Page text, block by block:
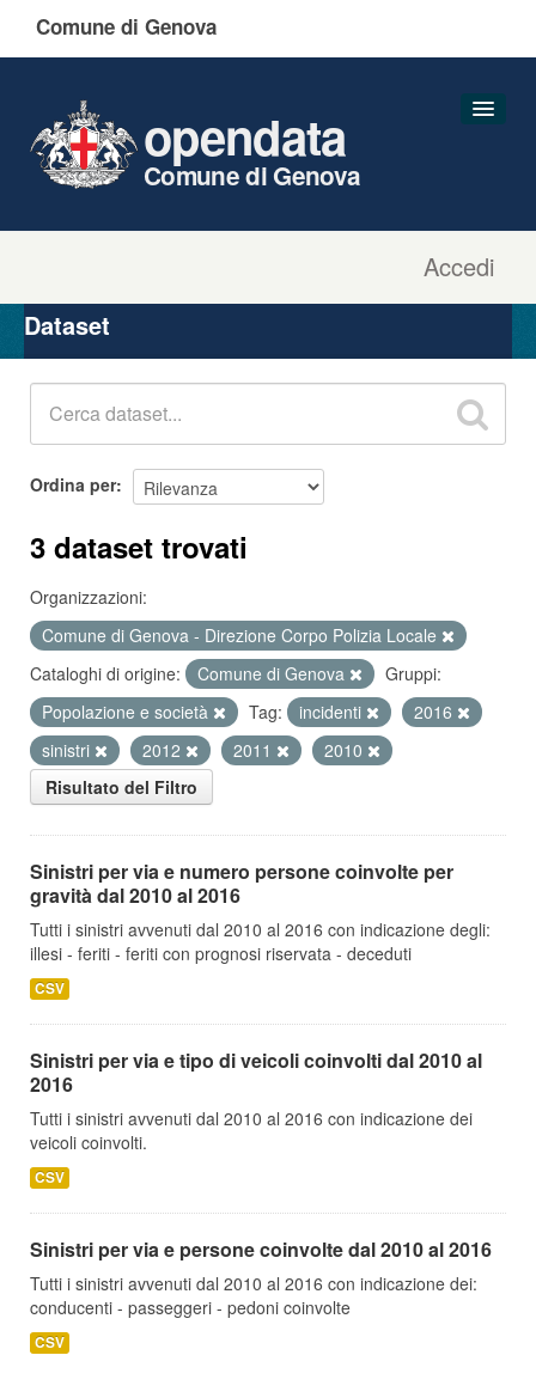
Comune di Genova
Accedi
opendata
Comune di Genova
Organizzazioni
Gruppi
Dataset
Ordina per
3 dataset trovati
Organizzazioni:
Comune di Genova - Direzione Corpo Polizia Locale
Cataloghi di origine:
Comune di Genova
Gruppi:
Popolazione e società
Tag: incidenti
2016
sinistri
2012 2011
2010
Risultato del Filtro
Sinistri per via e numero persone coinvolte per
gravità dal 2010 al 2016
Tutti i sinistri avvenuti dal 2010 al 2016 con indicazione degli:
illesi - feriti - feriti con prognosi riservata - deceduti
CSV
Sinistri per via e tipo di veicoli coinvolti dal 2010 al
2016
Tutti i sinistri avvenuti dal 2010 al 2016 con indicazione dei
veicoli coinvolti.
CSV
Sinistri per via e persone coinvolte dal 2010 al 2016
Tutti i sinistri avvenuti dal 2010 al 2016 con indicazione dei:
conducenti - passeggeri - pedoni coinvolte
CSV